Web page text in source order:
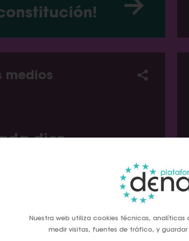
medios
diez
en contra
del
Nuestra web utiliza cookies técnicas, analíticas
medir visitas, fuentes de tráfico, y